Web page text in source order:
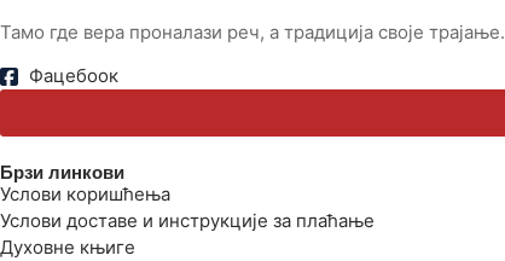
Тамо где вера проналази реч, а традиција своје трајање.
Фацебоок
Брзи линкови
Услови коришћења
Услови доставе и инструкције за плаћање
Духовне књиге